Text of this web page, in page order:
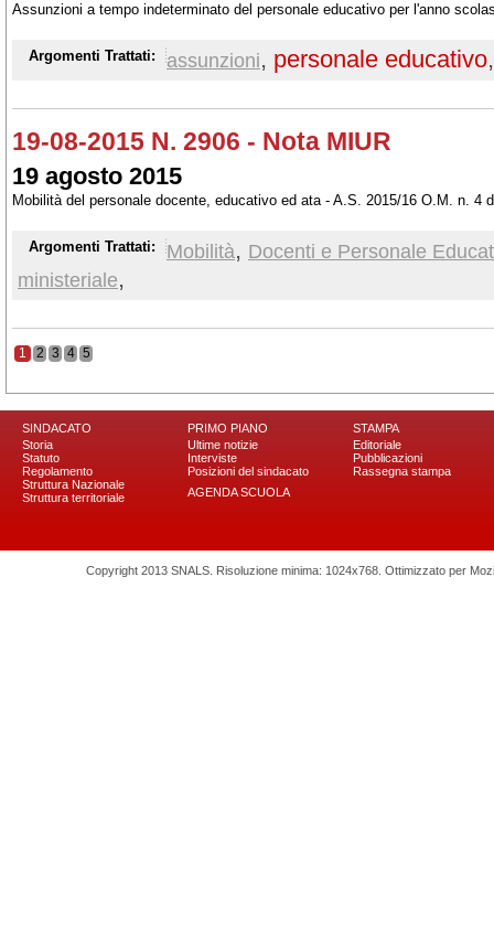
Assunzioni a tempo indeterminato del personale educativo per l'anno
Argomenti Trattati: assunzioni, personale educativo
19-08-2015 N. 2906 - Nota MIUR
19 agosto 2015
Mobilità del personale docente, educativo ed ata - A.S. 2015/16 O.M. n. 4
Argomenti Trattati: Mobilità, Docenti e Personale
ministeriale,
1 2 3 4 5
SINDACATO
Storia
Statuto
Regolamento
Struttura Nazionale
Struttura territoriale
PRIMO PIANO
Ultime notizie
Interviste
Posizioni del sindacato
AGENDA SCUOLA
STAMPA
Editoriale
Pubblicazioni
Rassegna stampa
Copyright 2013 SNALS. Risoluzione minima: 1024x768. Ottimizzato per